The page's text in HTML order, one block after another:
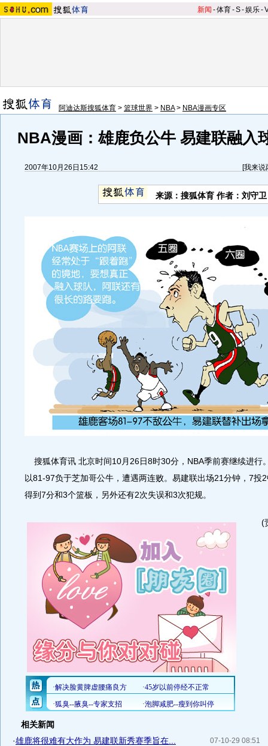
新闻 -体育-S-娱乐-
阿迪达斯搜狐体育 > 篮球世界 > NBA> NBA漫画专区
NBA漫画：雄鹿负公牛 易建联融入
2007年10月26日15:42 [我来说
来源：搜狐体育 作者：刘守卫
搜狐体育讯 北京时间10月26日8时30分，NBA季前赛继续进行
以81-97负于芝加哥公牛，遭遇两连败。易建联出场21分钟，7投
得到7分和3个篮板，另外还有2次失误和3次犯规。
(
相关新闻
07-10-29 08:51
·雄鹿将很难有大作为 易建联新秀赛季旨在...